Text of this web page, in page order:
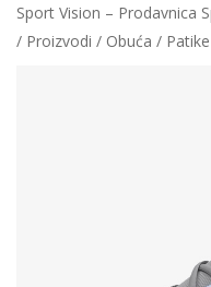
Sport Vision – Prodavnica
Proizvodi
Obuća Patike